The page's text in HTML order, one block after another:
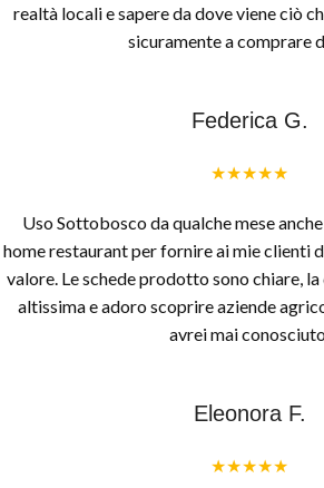
realtà locali e sapere da dove viene ciò
sicuramente a comprare
Federica G.
★★★★★
Uso Sottobosco da qualche mese
home restaurant per fornire ai mie clienti
valore. Le schede prodotto sono chiare,
altissima e adoro scoprire aziende
avrei mai
Eleonora F.
★★★★★